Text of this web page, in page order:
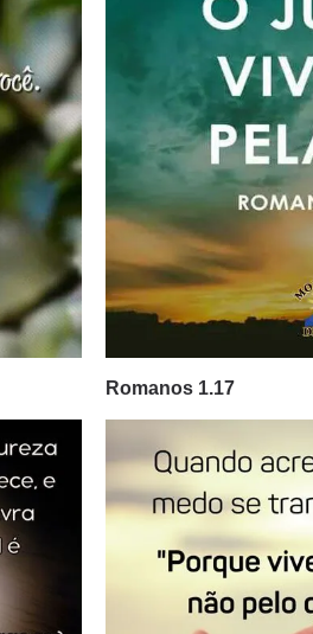
Romanos 1.17